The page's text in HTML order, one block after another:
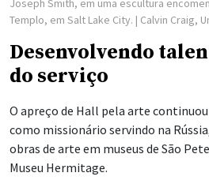
Joseph Smith, em uma escultura
Templo, em Salt Lake City. | Calvin Craig,
Desenvolvendo
do serviço
O apreço de Hall pela arte
como missionário servindo na
obras de arte em museus de São
Museu Hermitage.